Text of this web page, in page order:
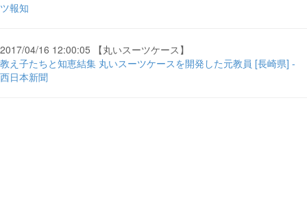
ツ報知
2017/04/16 12:00:05 【丸いスーツケース】
教え子たちと知恵結集 丸いスーツケースを開発した元教員 [長崎県] -
西日本新聞